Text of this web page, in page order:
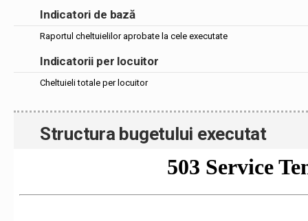
Indicatori de bază
Raportul cheltuielilor aprobate la cele executate
Indicatorii per locuitor
Cheltuieli totale per locuitor
Structura bugetului executat